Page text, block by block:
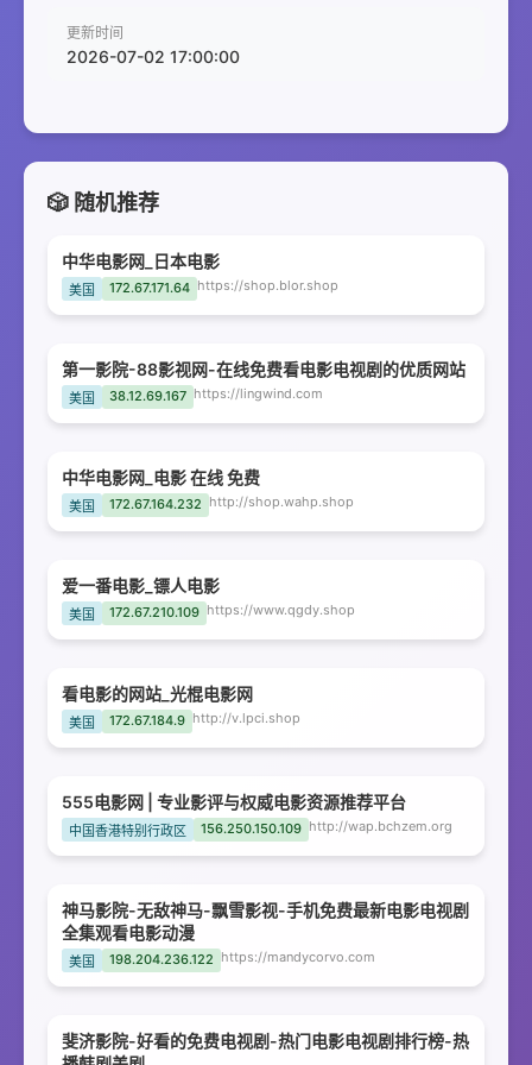
更新时间
2026-07-02 17:00:00
🎲 随机推荐
中华电影网_日本电影
美国 172.67.171.64 https://shop.blor.shop
第一影院-88影视网-在线免费看电影电视剧的优质网站
美国 38.12.69.167 https://lingwind.com
中华电影网_电影 在线 免费
美国 172.67.164.232 http://shop.wahp.shop
爱一番电影_镖人电影
美国 172.67.210.109 https://www.qgdy.shop
看电影的网站_光棍电影网
美国 172.67.184.9 http://v.lpci.shop
555电影网 | 专业影评与权威电影资源推荐平台
中国香港特别行政区 156.250.150.109 http://wap.bchzem.org
神马影院-无敌神马-飘雪影视-手机免费最新电影电视剧
全集观看电影动漫
美国 198.204.236.122 https://mandycorvo.com
斐济影院-好看的免费电视剧-热门电影电视剧排行榜-热